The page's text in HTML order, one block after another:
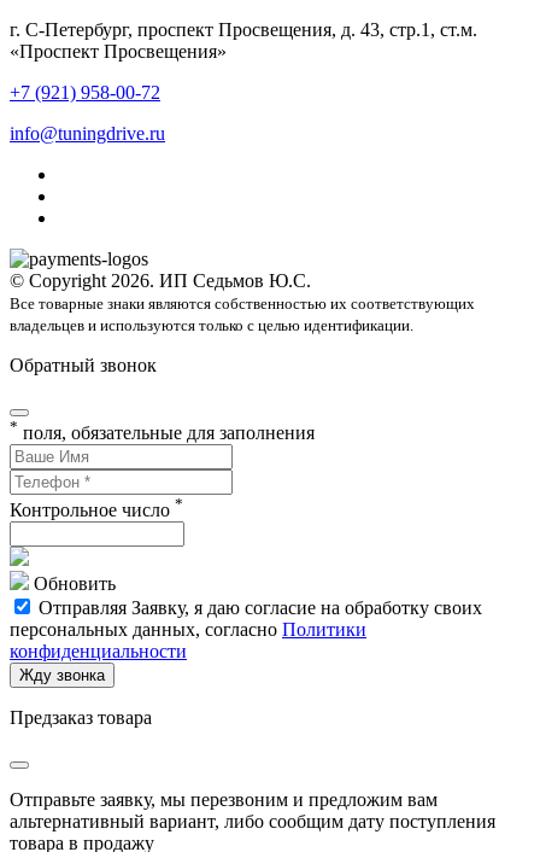
г. С-Петербург, проспект Просвещения, д. 43, стр.1, ст.м.
«Проспект Просвещения»
+7 (921) 958-00-72
info@tuningdrive.ru
© Copyright 2026. ИП Седьмов Ю.С.
Все товарные знаки являются собственностью их соответствующих
владельцев и используются только с целью идентификации.
Обратный звонок
* поля, обязательные для заполнения
Контрольное число *
Обновить
Отправляя Заявку, я даю согласие на обработку своих
персональных данных, согласно Политики
конфиденциальности
Жду звонка
Предзаказ товара
Отправьте заявку, мы перезвоним и предложим вам
альтернативный вариант, либо сообщим дату поступления
товара в продажу